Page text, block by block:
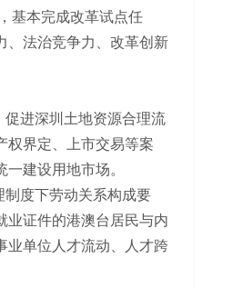
基本完成改革试点任
、法治竞争力、改革创新
进深圳土地资源合理流
权界定、上市交易等案
建设用地市场。
度下劳动关系构成要
业证件的港澳台居民与内
业单位人才流动、人才跨